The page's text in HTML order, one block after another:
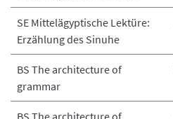
SE Mittelägyptische Lektüre:
Erzählung des Sinuhe
BS The architecture of
grammar
BS The architecture of